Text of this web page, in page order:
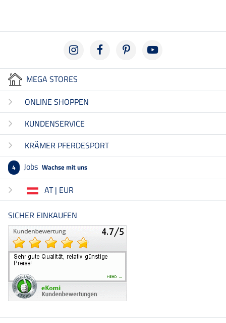
MEGA STORES
ONLINE SHOPPEN
KUNDENSERVICE
KRÄMER PFERDESPORT
4 Jobs Wachse mit uns
AT | EUR
SICHER EINKAUFEN